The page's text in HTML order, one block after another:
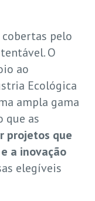
cobertas pelo
O
ao
Ecológica
ampla gama
que as
projetos que
a inovação
elegíveis